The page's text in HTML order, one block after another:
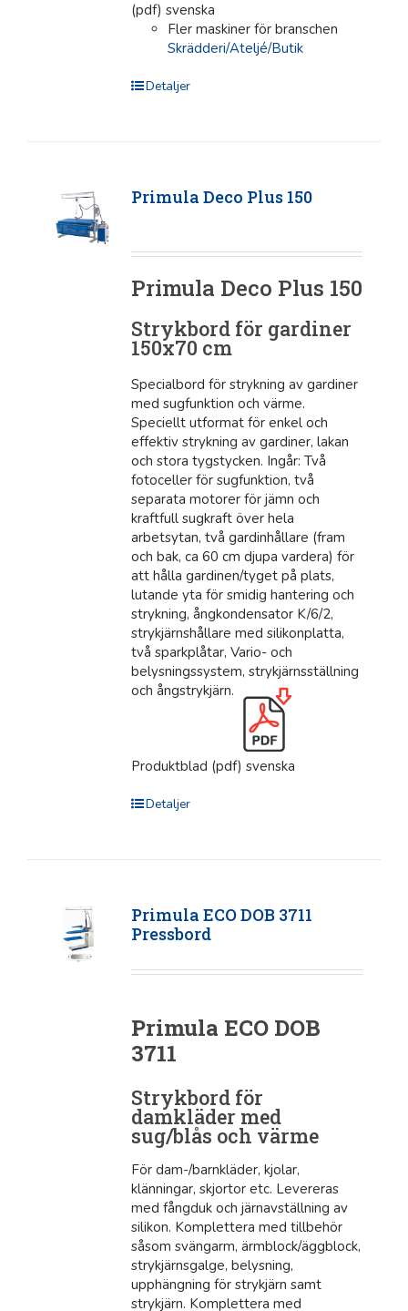
(pdf) svenska
Fler maskiner för branschen
Skrädderi/Ateljé/Butik
Detaljer
Primula Deco Plus 150
Primula Deco Plus 150
Strykbord för gardiner
150x70 cm
Specialbord för strykning av gardiner
med sugfunktion och värme.
Speciellt utformat för enkel och
effektiv strykning av gardiner, lakan
och stora tygstycken. Ingår: Två
fotoceller för sugfunktion, två
separata motorer för jämn och
kraftfull sugkraft över hela
arbetsytan, två gardinhållare (fram
och bak, ca 60 cm djupa vardera) för
att hålla gardinen/tyget på plats,
lutande yta för smidig hantering och
strykning, ångkondensator K/6/2,
strykjärnshållare med silikonplatta,
två sparkplåtar, Vario- och
belysningssystem, strykjärnsställning
och ångstrykjärn.
Produktblad (pdf) svenska
Detaljer
Primula ECO DOB 3711
Pressbord
Primula ECO DOB
3711
Strykbord för
damkläder med
sug/blås och värme
För dam-/barnkläder, kjolar,
klänningar, skjortor etc. Levereras
med fångduk och järnavställning av
silikon. Komplettera med tillbehör
såsom svängarm, ärmblock/äggblock,
strykjärnsgalge, belysning,
upphängning för strykjärn samt
strykjärn. Komplettera med